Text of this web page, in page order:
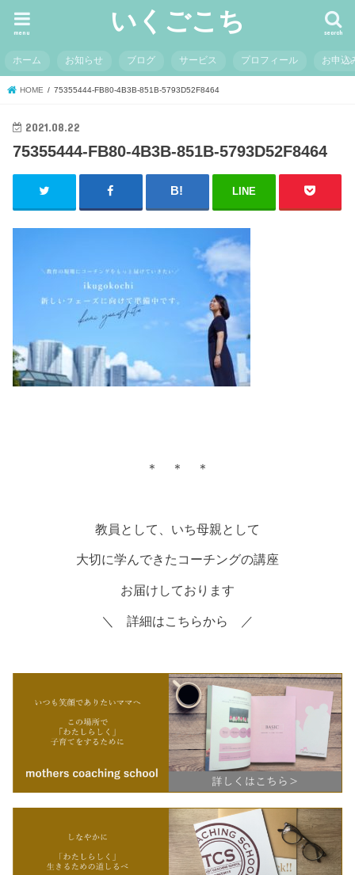
いくごこち search
menu
ホーム お知らせ ブログ サービス プロフィール お申込
HOME 75355444-FB80-4B3B-851B-5793D52F8464
2021.08.22
75355444-FB80-4B3B-851B-5793D52F8464
LINE
＊ ＊ ＊
教員として、いち母親として
大切に学んできたコーチングの講座
お届けしております
＼ 詳細はこちらから ／